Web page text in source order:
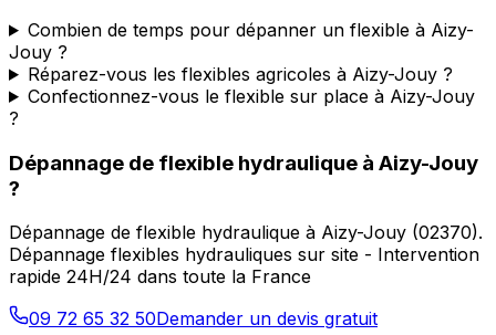
Combien de temps pour dépanner un flexible à Aizy-
Jouy ?
Réparez-vous les flexibles agricoles à Aizy-Jouy ?
Confectionnez-vous le flexible sur place à Aizy-Jouy
?
Dépannage de flexible hydraulique à Aizy-Jouy
?
Dépannage de flexible hydraulique à Aizy-Jouy (02370).
Dépannage flexibles hydrauliques sur site - Intervention
rapide 24H/24 dans toute la France
09 72 65 32 50Demander un devis gratuit